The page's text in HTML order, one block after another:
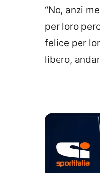
“No, anzi
per loro
felice per
libero,